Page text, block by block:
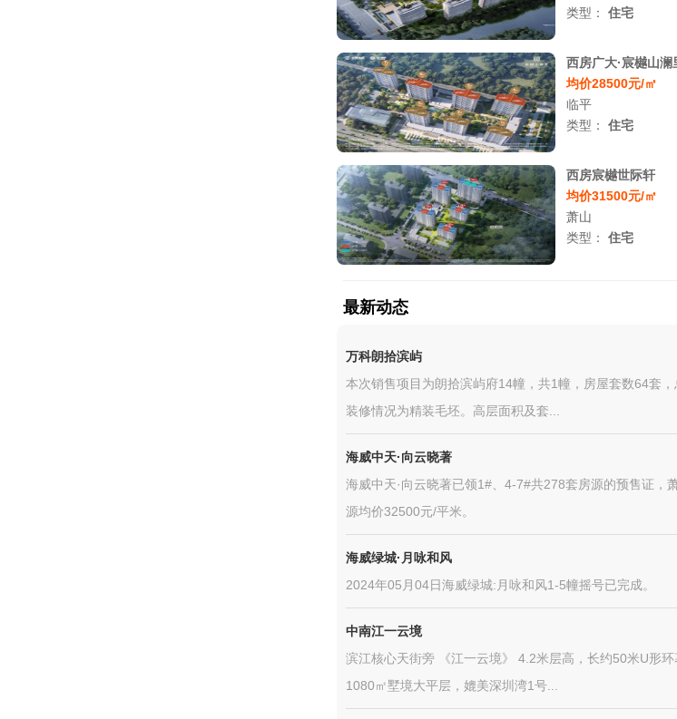
类型： 住宅
西房广大·宸樾山澜
均价28500元/㎡
临平
类型： 住宅
西房宸樾世际轩
均价31500元/㎡
萧山
类型： 住宅
最新动态
万科朗拾滨屿
本次销售项目为朗拾滨屿府14幢，共1幢，房屋套数64套
装修情况为精装毛坯。高层面积及套...
海威中天·向云晓著
海威中天·向云晓著已领1#、4-7#共278套房源的预售证，
源均价32500元/平米。
海威绿城·月咏和风
2024年05月04日海威绿城:月咏和风1-5幢摇号已完成。
中南江一云境
滨江核心天街旁 《江一云境》 4.2米层高，长约50米U形
1080㎡墅境大平层，媲美深圳湾1号...